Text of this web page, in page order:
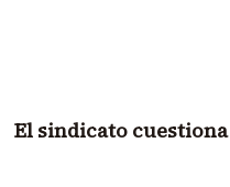
El sindicato